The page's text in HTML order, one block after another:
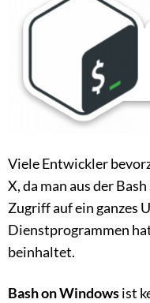
Viele Entwickler
X, da man aus der
Zugriff auf ein ganzes
Dienstprogrammen
beinhaltet.
Bash on Windowsist